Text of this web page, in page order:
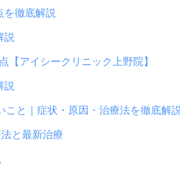
を徹底解説
説
【アイシークリニック上野院】
説
こと｜症状・原因・治療法を徹底解
と最新治療